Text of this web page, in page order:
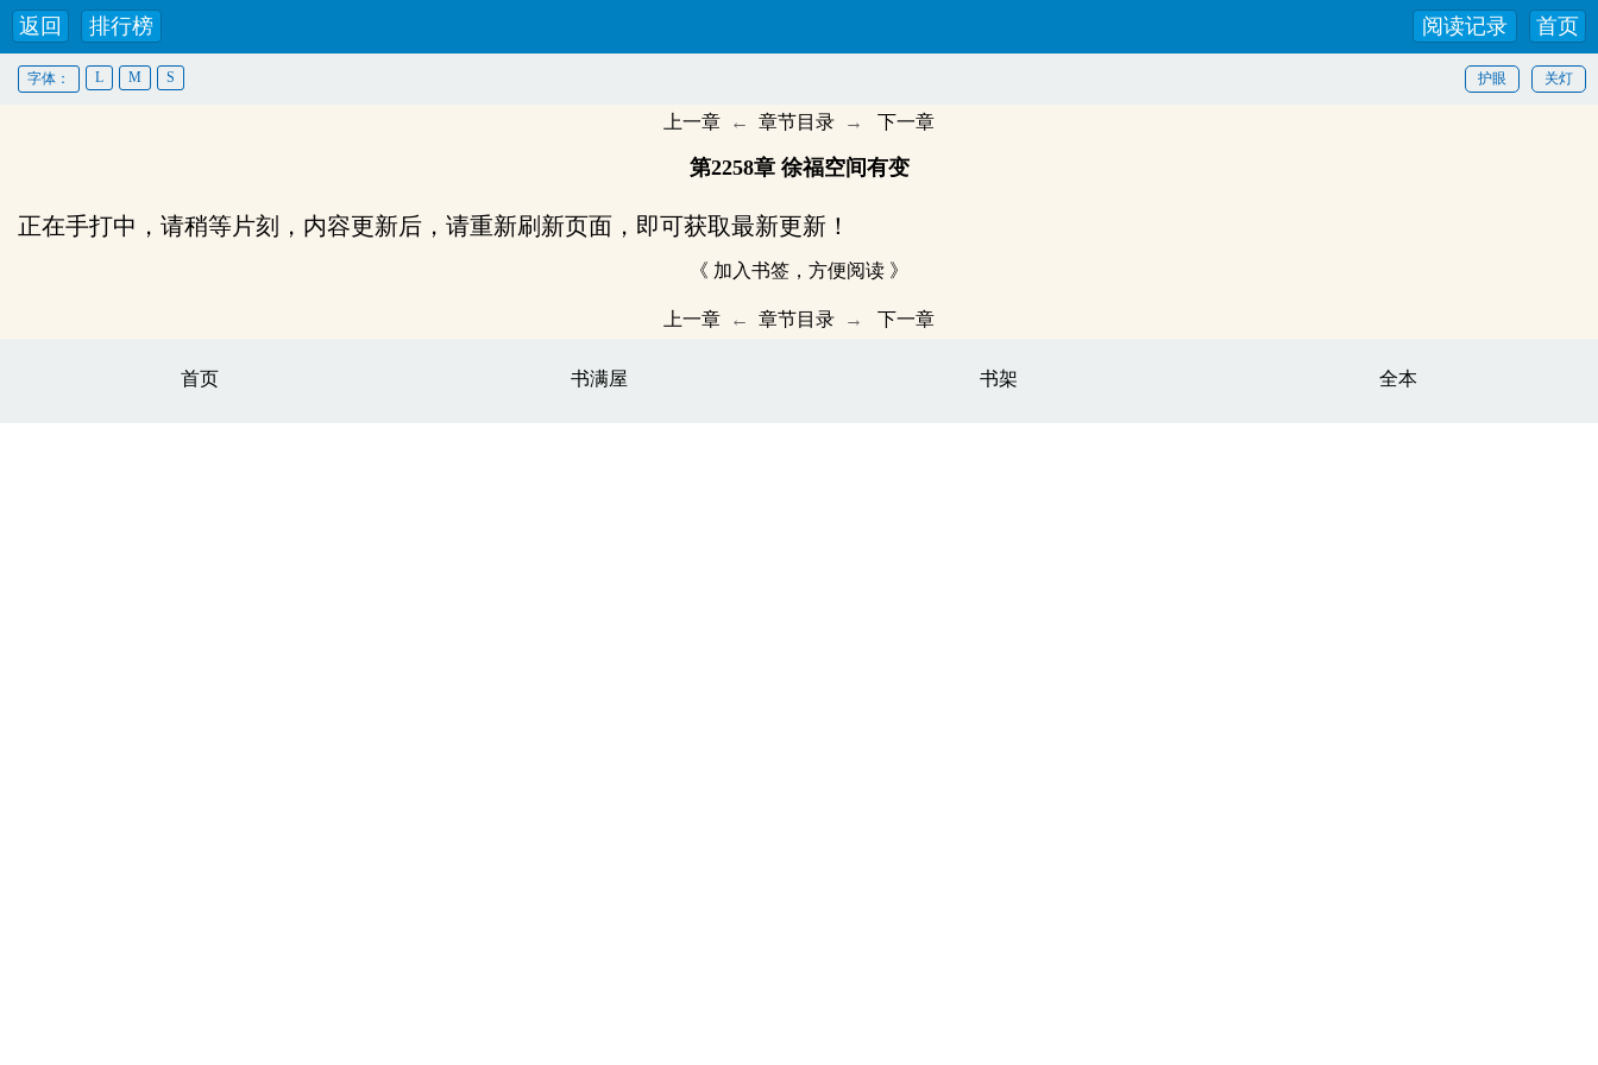
返回 排行榜 首页
阅读记录
关灯
护眼
字体： L M S
上一章 ← 章节目录 → 下一章
第2258章 徐福空间有变
正在手打中，请稍等片刻，内容更新后，请重新刷新页面，即可获取最新更新！
《 加入书签，方便阅读 》
上一章 ← 章节目录 → 下一章
首页 书满屋 书架 全本